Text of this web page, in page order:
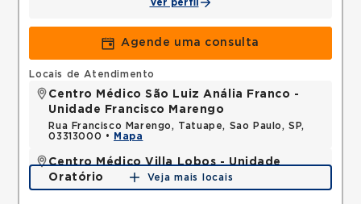
Ver perfil
Agende uma consulta
Locais de Atendimento
Centro Médico São Luiz Anália Franco -
Unidade Francisco Marengo
Rua Francisco Marengo, Tatuape, Sao Paulo, SP,
03313000 •
Mapa
Centro Médico Villa Lobos - Unidade
Oratório
Rua do Oratorio, Mooca, Sao Paulo, SP, 03117000 •
Veja mais locais